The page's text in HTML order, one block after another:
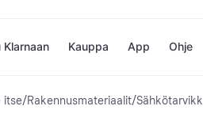
Kauppa
Kaupat
App Ohje
itse/Rakennusmateriaalit/